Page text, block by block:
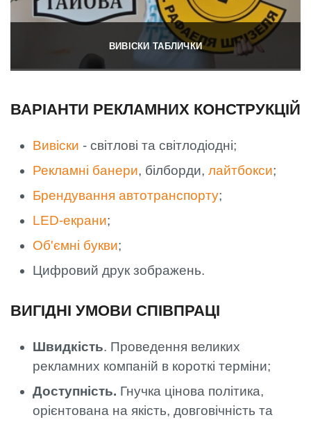
ВИВІСКИ ТАБЛИЧКИ
ВАРІАНТИ РЕКЛАМНИХ КОНСТРУКЦІЙ
Вивіски - світлові та світлодіодні;
Рекламні банери, білборди, лайтбокси;
Брендування автотранспорту;
LED-екрани;
Об'ємні букви;
Цифровий друк зображень.
ВИГІДНІ УМОВИ СПІВПРАЦІ
Швидкість. Проведення великих
рекламних компаній в короткі терміни;
Доступність. Гнучка цінова політика,
орієнтована на якість, довговічність та